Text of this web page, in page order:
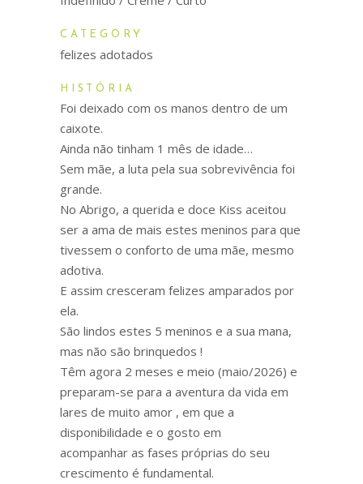
CATEGORY
felizes adotados
HISTÓRIA
Foi deixado com os manos dentro de um
caixote.
Ainda não tinham 1 mês de idade…
Sem mãe, a luta pela sua sobrevivência foi
grande.
No Abrigo, a querida e doce Kiss aceitou
ser a ama de mais estes meninos para que
tivessem o conforto de uma mãe, mesmo
adotiva.
E assim cresceram felizes amparados por
ela.
São lindos estes 5 meninos e a sua mana,
mas não são brinquedos !
Têm agora 2 meses e meio (maio/2026) e
preparam-se para a aventura da vida em
lares de muito amor , em que a
disponibilidade e o gosto em
acompanhar as fases próprias do seu
crescimento é fundamental.